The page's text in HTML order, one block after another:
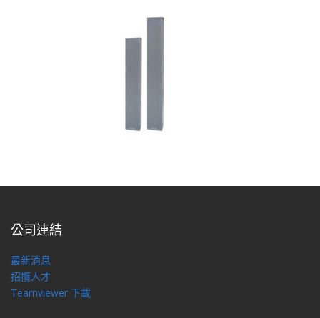
公司連結
最新消息
招攬人才
Teamviewer 下載